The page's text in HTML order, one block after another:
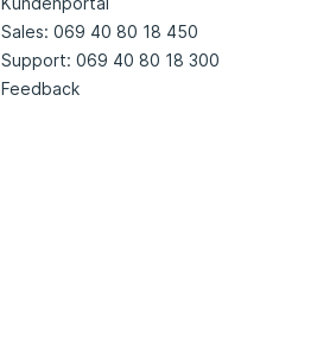
Sales: 069 40 80 18 450
Support: 069 40 80 18 300
Feedback